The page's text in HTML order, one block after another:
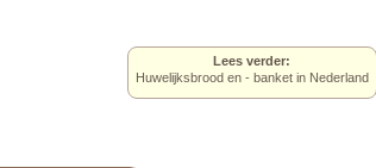
Lees verder:
Huwelijksbrood en - banket in Nederland